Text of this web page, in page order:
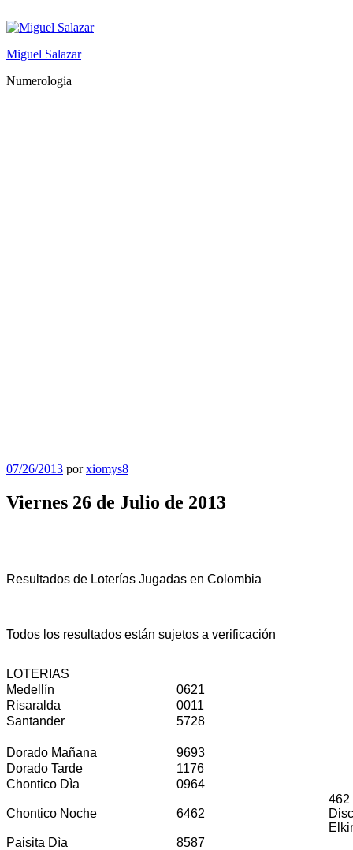
al
Miguel Salazar
Numerologia
Publicado
07/26/2013 porxiomys8
Viernes 26 de Julio de 2013
Resultados de Loterías Jugadas en Colombia
Todos los resultados están sujetos a verificación
LOTERIAS
Medellín
0621
Risaralda
0011
Santander
5728
Dorado Mañana
9693
Dorado Tarde
1176
Chontico Dìa
0964
Chontico Noche 6462
462
Paisita Dìa
8587